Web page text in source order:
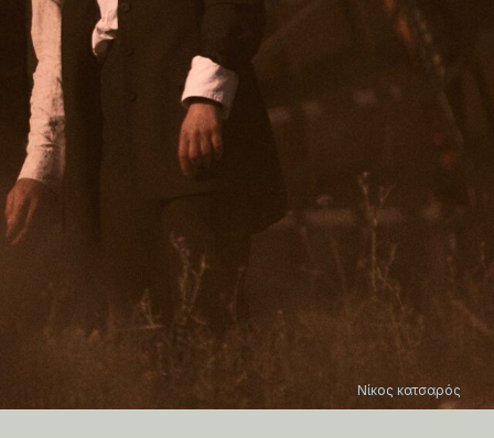
Νίκος κατσαρός